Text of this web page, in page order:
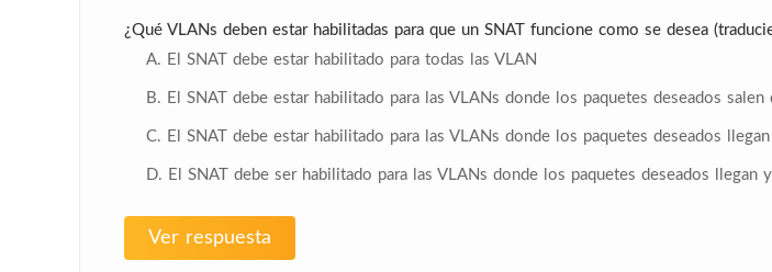
¿Qué VLANs deben estar habilitadas para que un SNAT funcione como se desea
A. El SNAT debe estar habilitado para todas las VLAN
B. El SNAT debe estar habilitado para las VLANs donde los paquetes deseados salen
C. El SNAT debe estar habilitado para las VLANs donde los paquetes deseados
D. El SNAT debe ser habilitado para las VLANs donde los paquetes deseados llegan
Ver respuesta